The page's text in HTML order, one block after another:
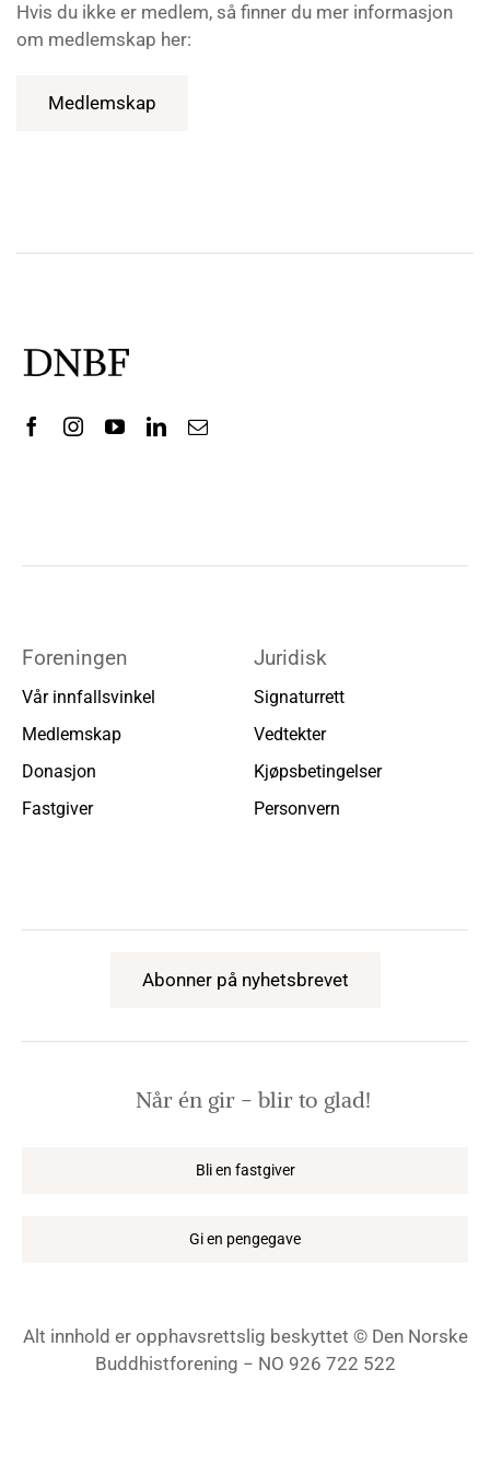
Hvis du ikke er medlem, så finner du mer informasjon
om medlemskap her:
Medlemskap
Foreningen
Vår innfallsvinkel
Medlemskap
Donasjon
Fastgiver
Juridisk
Signaturrett
Vedtekter
Kjøpsbetingelser
Personvern
Abonner på nyhetsbrevet
Når én gir − blir to glad!
Bli en fastgiver
Gi en pengegave
Alt innhold er opphavsrettslig beskyttet © Den Norske
Buddhistforening − NO 926 722 522